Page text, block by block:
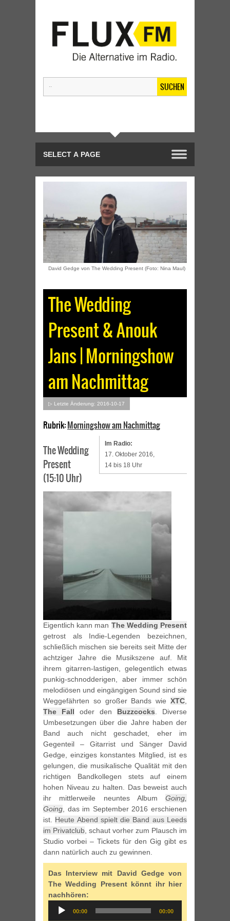
SUCHEN
David Gedge von The Wedding Present (Foto: Nina Maul)
The Wedding
Present & Anouk
Jans | Morningshow
am Nachmittag
▷ Letzte Änderung: 2016-10-17
Rubrik:Morningshow am Nachmittag
Im Radio:
17. Oktober 2016,
14 bis 18 Uhr
The Wedding
Present
(15:10 Uhr)
Eigentlich kann man The Wedding Present
getrost als Indie-Legenden bezeichnen,
schließlich mischen sie bereits seit Mitte der
achtziger Jahre die Musikszene auf. Mit
ihrem gitarren-lastigen, gelegentlich etwas
punkig-schnodderigen, aber immer schön
melodiösen und eingängigen Sound sind sie
Weggefährten so großer Bands wie XTC,
The Fall oder den Buzzcocks. Diverse
Umbesetzungen über die Jahre haben der
Band auch nicht geschadet, eher im
Gegenteil – Gitarrist und Sänger David
Gedge, einziges konstantes Mitglied, ist es
gelungen, die musikalische Qualität mit den
richtigen Bandkollegen stets auf einem
hohen Niveau zu halten. Das beweist auch
ihr mittlerweile neuntes Album Going,
Going, das im September 2016 erschienen
ist. Heute Abend spielt die Band aus Leeds
im Privatclub, schaut vorher zum Plausch im
Studio vorbei – Tickets für den Gig gibt es
dann natürlich auch zu gewinnen.
Das Interview mit David Gedge von
The Wedding Present könnt ihr hier
nachhören:
Audio
Player
00:00 00:00